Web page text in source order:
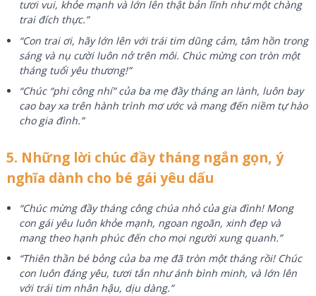
tươi vui, khỏe mạnh và lớn lên thật bản lĩnh như một chàng
trai đích thực.”
“Con trai ơi, hãy lớn lên với trái tim dũng cảm, tâm hồn trong
sáng và nụ cười luôn nở trên môi. Chúc mừng con tròn một
tháng tuổi yêu thương!”
“Chúc “phi công nhí” của ba mẹ đầy tháng an lành, luôn bay
cao bay xa trên hành trình mơ ước và mang đến niềm tự hào
cho gia đình.”
5. Những lời chúc đầy tháng ngắn gọn, ý
nghĩa dành cho bé gái yêu dấu
“Chúc mừng đầy tháng công chúa nhỏ của gia đình! Mong
con gái yêu luôn khỏe mạnh, ngoan ngoãn, xinh đẹp và
mang theo hạnh phúc đến cho mọi người xung quanh.”
“Thiên thần bé bỏng của ba mẹ đã tròn một tháng rồi! Chúc
con luôn đáng yêu, tươi tắn như ánh bình minh, và lớn lên
với trái tim nhân hậu, dịu dàng.”